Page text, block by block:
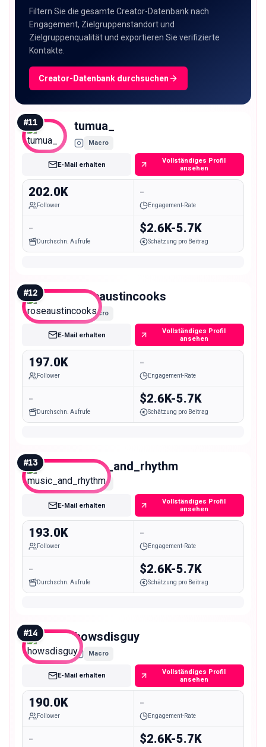
Filtern Sie die gesamte Creator-Datenbank nach
Engagement, Zielgruppenstandort und
Zielgruppenqualität und exportieren Sie verifizierte
Kontakte.
Creator-Datenbank durchsuchen
#11 tumua_
Macro
E-Mail erhalten
Vollständiges Profil
ansehen
202.0K
Follower
-
Engagement-Rate
-
Durchschn. Aufrufe
$2.6K-5.7K
Schätzung pro Beitrag
#12 roseaustincooks
Macro
E-Mail erhalten
Vollständiges Profil
ansehen
197.0K
Follower
-
Engagement-Rate
-
Durchschn. Aufrufe
$2.6K-5.7K
Schätzung pro Beitrag
#13 music_and_rhythm
Macro
E-Mail erhalten
Vollständiges Profil
ansehen
193.0K
Follower
-
Engagement-Rate
-
Durchschn. Aufrufe
$2.6K-5.7K
Schätzung pro Beitrag
#14 howsdisguy
Macro
E-Mail erhalten
Vollständiges Profil
ansehen
190.0K
Follower
-
Engagement-Rate
- $2.6K-5.7K